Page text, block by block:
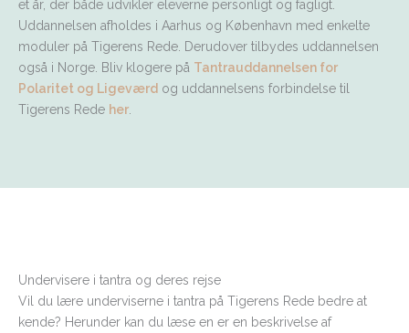
et år, der både udvikler eleverne personligt og fagligt.
Uddannelsen afholdes i Aarhus og København med enkelte
moduler på Tigerens Rede. Derudover tilbydes uddannelsen
også i Norge. Bliv klogere på Tantrauddannelsen for
Polaritet og Ligeværd og uddannelsens forbindelse til
Tigerens Rede her.
Undervisere i tantra og deres rejse
Vil du lære underviserne i tantra på Tigerens Rede bedre at
kende? Herunder kan du læse en er en beskrivelse af